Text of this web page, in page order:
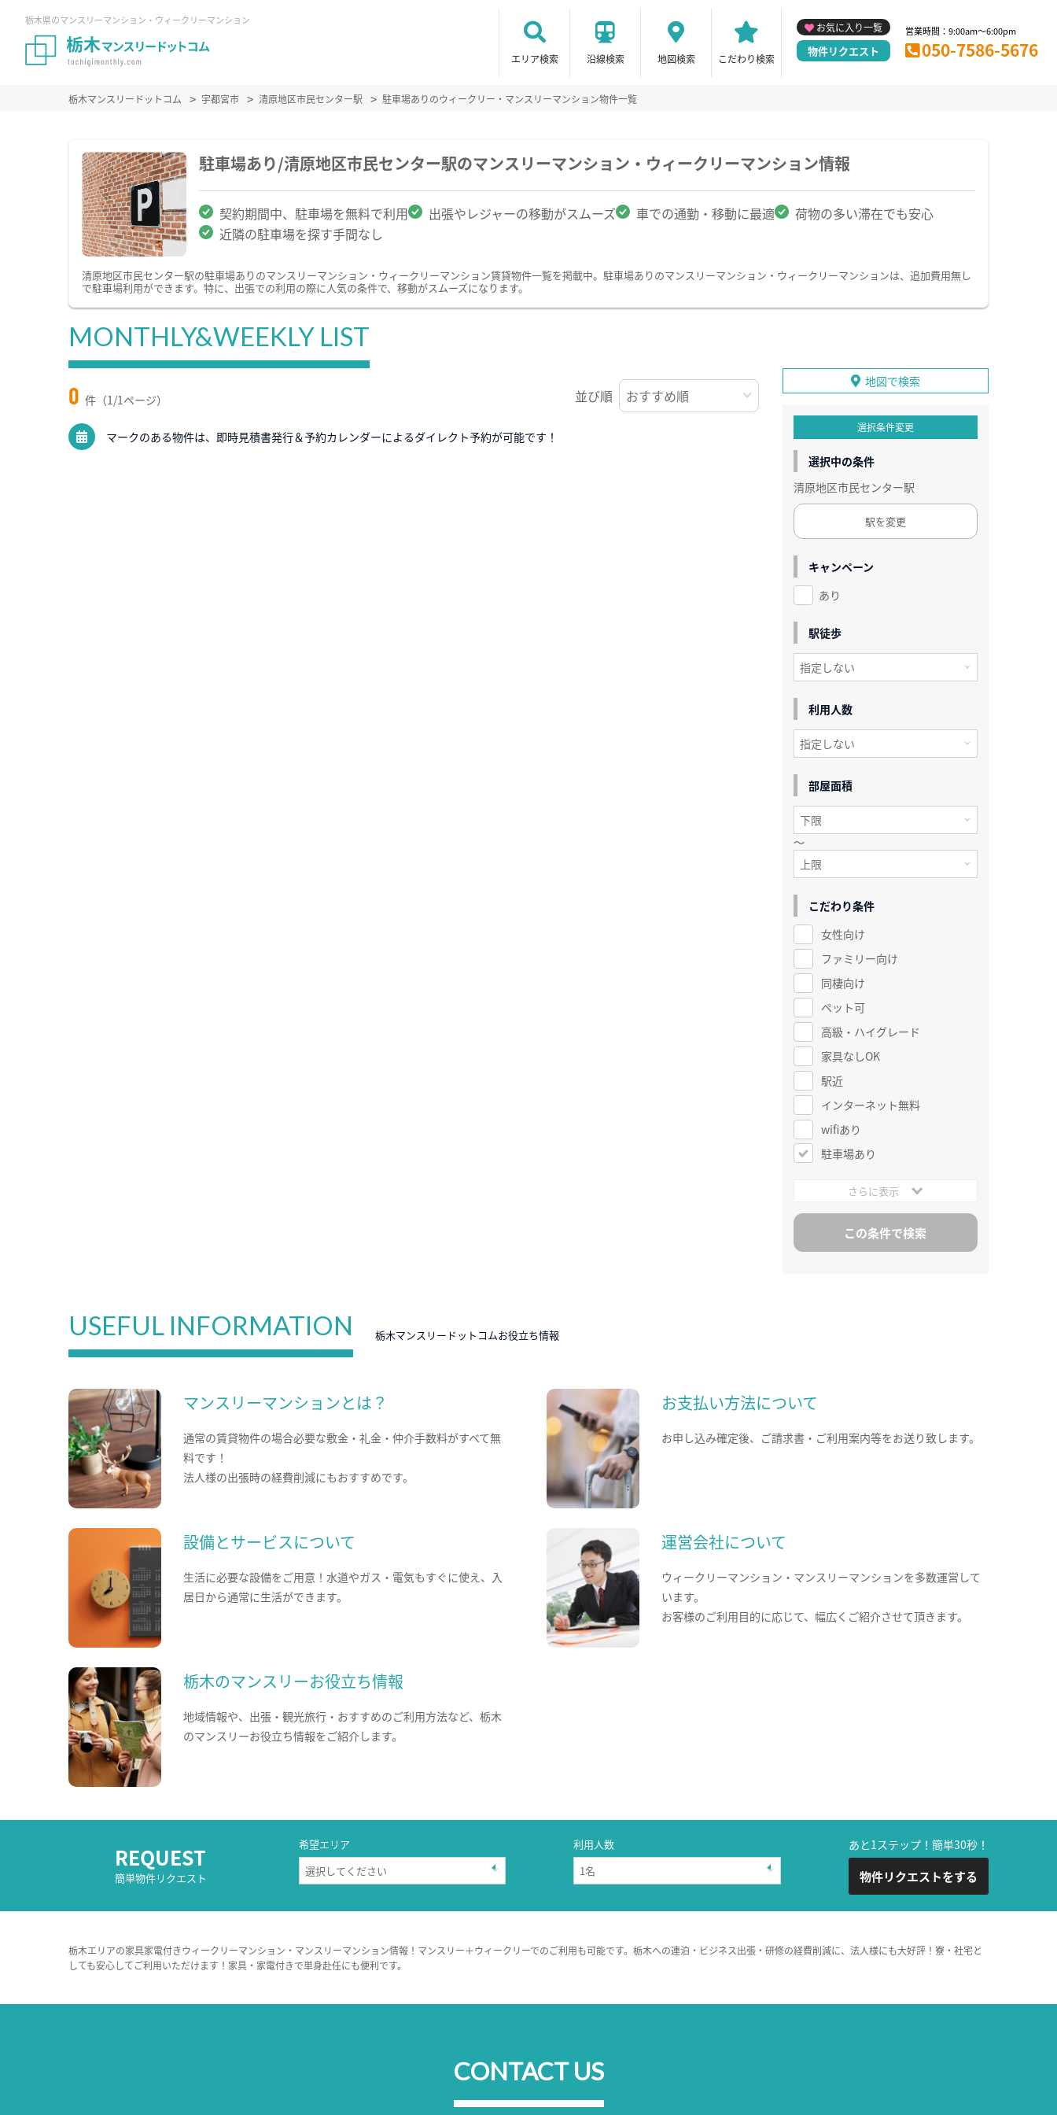
栃木県のマンスリーマンション・ウィークリーマンション
エリア検索 沿線検索 地図検索 こだわり検索
お気に入り一覧
物件リクエスト
営業時間：9:00am～6:00pm
050-7586-5676
栃木マンスリードットコム 宇都宮市 清原地区市民センター駅 駐車場ありのウィークリー・マンスリーマンション物件一覧
駐車場あり/清原地区市民センター駅のマンスリーマンション・ウィークリーマンション情報
契約期間中、駐車場を無料で利用 出張やレジャーの移動がスムーズ 車での通勤・移動に最適
荷物の多い滞在でも安心
近隣の駐車場を探す手間なし
清原地区市民センター駅の駐車場ありのマンスリーマンション・ウィークリーマンション賃貸物件一覧を掲載中。駐車場ありのマンスリーマンション・ウィークリーマンションは、追加費用無し
で駐車場利用ができます。特に、出張での利用の際に人気の条件で、移動がスムーズになります。
MONTHLY&WEEKLY LIST
0 件（1/1ページ） 並び順
マークのある物件は、即時見積書発行＆予約カレンダーによるダイレクト予約が可能です！
地図で検索
選択条件変更
選択中の条件
清原地区市民センター駅
駅を変更
キャンペーン
あり
駅徒歩
利用人数
部屋面積
～
こだわり条件
女性向け
ファミリー向け
同棲向け
ペット可
高級・ハイグレード
家具なしOK
駅近
インターネット無料
wifiあり
駐車場あり
さらに表示
USEFUL INFORMATION 栃木マンスリードットコムお役立ち情報
マンスリーマンションとは？
通常の賃貸物件の場合必要な敷金・礼金・仲介手数料がすべて無
料です！
法人様の出張時の経費削減にもおすすめです。
お支払い方法について
お申し込み確定後、ご請求書・ご利用案内等をお送り致します。
設備とサービスについて
生活に必要な設備をご用意！水道やガス・電気もすぐに使え、入
居日から通常に生活ができます。
運営会社について
ウィークリーマンション・マンスリーマンションを多数運営して
います。
お客様のご利用目的に応じて、幅広くご紹介させて頂きます。
栃木のマンスリーお役立ち情報
地域情報や、出張・観光旅行・おすすめのご利用方法など、栃木
のマンスリーお役立ち情報をご紹介します。
REQUEST
簡単物件リクエスト
希望エリア 利用人数 あと1ステップ！簡単30秒！
物件リクエストをする
栃木エリアの家具家電付きウィークリーマンション・マンスリーマンション情報！マンスリー＋ウィークリーでのご利用も可能です。栃木への連泊・ビジネス出張・研修の経費削減に、法人様にも大好評！寮・社宅と
しても安心してご利用いただけます！家具・家電付きで単身赴任にも便利です。
CONTACT US